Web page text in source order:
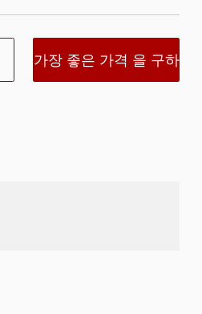
가장 좋은 가격 을 구하